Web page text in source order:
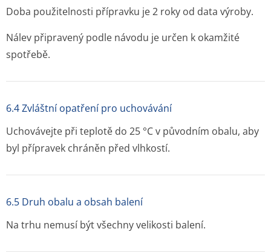
Doba použitelnosti přípravku je 2 roky od data výroby.
Nálev připravený podle návodu je určen k okamžité
spotřebě.
6.4 Zvláštní opatření pro uchovávání
Uchovávejte při teplotě do 25 °C v původním obalu, aby
byl přípravek chráněn před vlhkostí.
6.5 Druh obalu a obsah balení
Na trhu nemusí být všechny velikosti balení.